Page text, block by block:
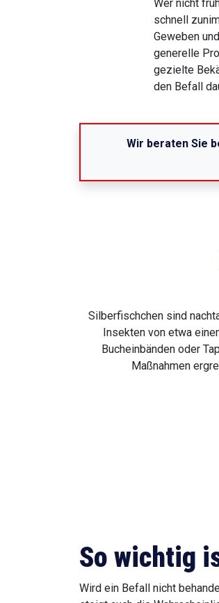
Wer nicht
schnell
Geweben
generelle
gezielte
den Befall
Wir beraten Sie
Silberfischchen sind
Insekten von etwa
Bucheinbänden oder
Maßnahmen
So wichtig
Wird ein Befall nicht